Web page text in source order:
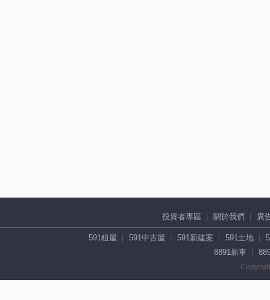
投資者專區 關於我們 廣
591租屋 591中古屋 591新建案 591土地
8891新車